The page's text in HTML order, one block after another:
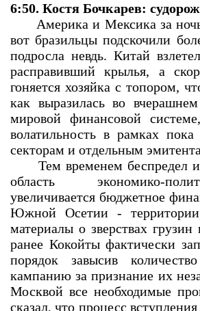
6:50. Костя Бочкарев:
Америка и Мексика за ночь,
вот бразильцы подскочили
подросла невдь. Китай
расправивший крылья, а
гоняется хозяйка с топором,
как выразилась во
мировой финансовой
волатильность в рамках
секторам и отдельным
Тем временем беспредел из
область экономико-
увеличивается бюджетное
Южной Осетии -
материалы о зверствах
ранее Кокойты фактически
порядок завысив
кампанию за признание их
Москвой все необходимые
сказал, что процесс